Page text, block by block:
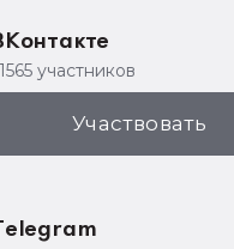
площадка
участников
Участвовать